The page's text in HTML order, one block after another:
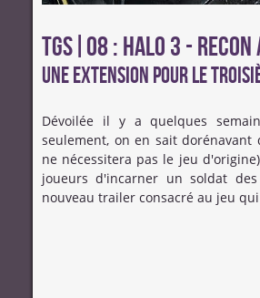
TGS|08 : Halo 3 -
Une extension pour le
Dévoilée il y a quelques
seulement, on en sait dorénavant
ne nécessitera pas le jeu
joueurs d'incarner un soldat
nouveau trailer consacré au jeu